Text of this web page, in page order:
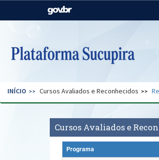
Casa Civil
Pecuária e Abastecimento
Secretaria de Governo
INÍCIO Cursos Avaliados e Reconhecidos
Cursos Avaliados e
Programa